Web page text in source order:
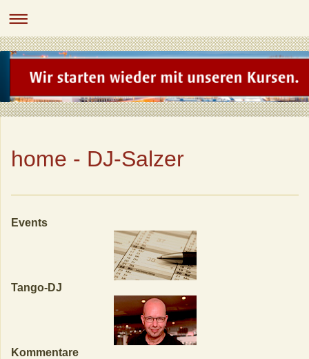
home - DJ-Salzer
Events
Tango-DJ
Kommentare